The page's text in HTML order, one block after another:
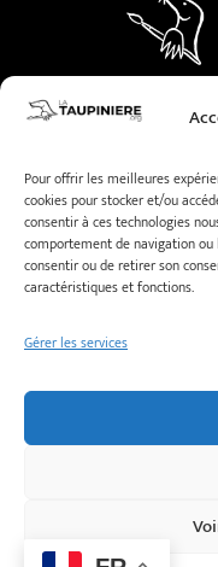
Pour offrir les meilleures
cookies pour stocker et/ou
consentir à ces technologies
comportement de navigation ou
consentir ou de retirer son
caractéristiques et fonctions.
Gérer les services
©
Galka